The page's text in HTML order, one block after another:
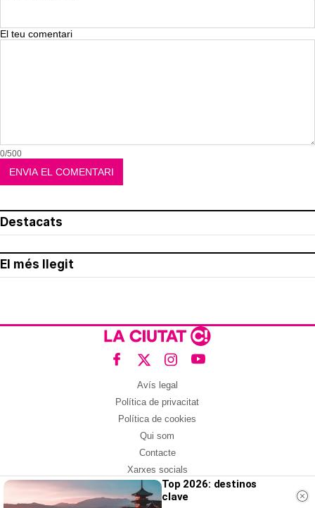
El teu comentari
0/500
Destacats
El més llegit
Avís legal
Política de privacitat
Política de cookies
Qui som
Contacte
Xarxes socials
Amb col·laboració de:
Top 2026: destinos
clave